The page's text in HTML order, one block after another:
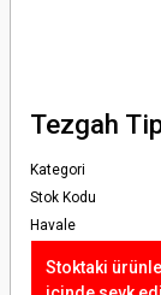
Tezgah
Kategori
Stok Kodu
Havale
Stoktaki